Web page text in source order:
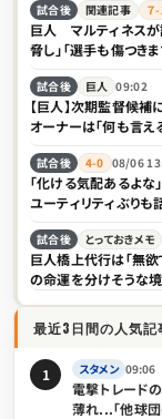
試合後 関連記事 ７-
巨人 マルティネスが
脅し」「選手も傷つき
試合後 巨人 09:02
【巨人】次期監督候
オーナーは「何も言え
試合後 4-0 08/06
「化ける気配あるよ
ユーティリティぶりも
試合後 とっておきメモ
巨人橋上代行は「無
の命運を分けそうな
最近3日間の人気記
1 スタメン 09:06
電撃トレード
薄れ...「他球